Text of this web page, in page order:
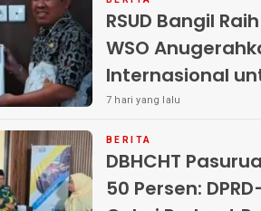
RSUD Bangil
WSO
Internasional
7 hari yang lalu
BERITA
DBHCHT
50 Persen: